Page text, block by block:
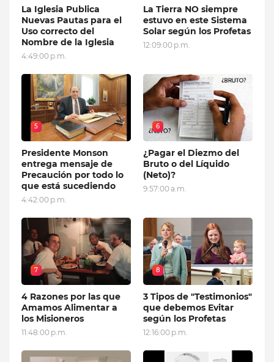
La Iglesia Publica
Nuevas Pautas para el
Uso correcto del
Nombre de la Iglesia
4:49:00 p.m.
La Tierra NO siempre
estuvo en este Sistema
Solar según los Profetas
12:09:00 p.m.
5
Presidente Monson
entrega mensaje de
Precaución por todo lo
que está sucediendo
4:42:00 p.m.
6
¿Pagar el Diezmo del
Bruto o del Líquido
(Neto)?
9:57:00 a.m.
7
4 Razones por las que
Amamos Alimentar a
los Misioneros
11:48:00 p.m.
8
3 Tipos de "Testimonios"
que debemos Evitar
según los Profetas
12:16:00 p.m.